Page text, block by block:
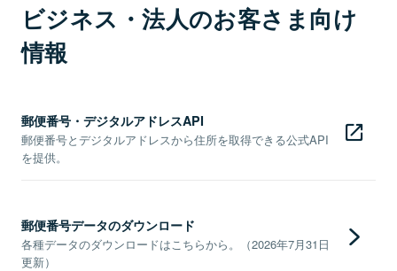
ビジネス・法人のお客さま向け
情報
郵便番号・デジタルアドレスAPI
郵便番号とデジタルアドレスから住所を取得できる公式API
を提供。
郵便番号データのダウンロード
各種データのダウンロードはこちらから。（2026年7月31日
更新）